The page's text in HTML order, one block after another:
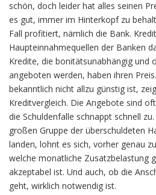
schön, doch leider hat alles seinen
es gut, immer im Hinterkopf zu
Fall profitiert, nämlich die Bank.
Haupteinnahmequellen der Banken
Kredite, die bonitätsunabhängig und
angeboten werden, haben ihren
bekanntlich nicht allzu günstig ist,
Kreditvergleich. Die Angebote sind
die Schuldenfalle schnappt schnell
großen Gruppe der überschuldeten
landen, lohnt es sich, vorher genau
welche monatliche Zusatzbelastung
akzeptabel ist. Und auch, ob die
geht, wirklich notwendig ist.